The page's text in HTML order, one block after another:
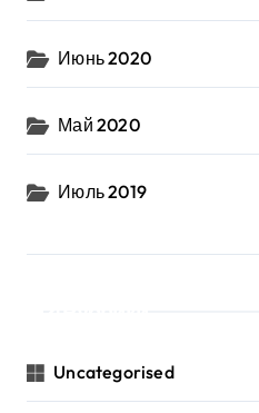
Июнь 2020
Май 2020
Июль 2019
Uncategorised